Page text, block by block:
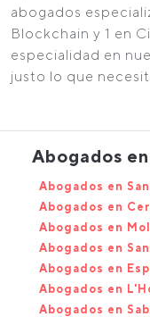
abogados
Blockchain y 1 en
especialidad en
justo lo que
Abogados
Abogados en
Abogados en
Abogados en
Abogados en
Abogados en
Abogados en
Abogados en